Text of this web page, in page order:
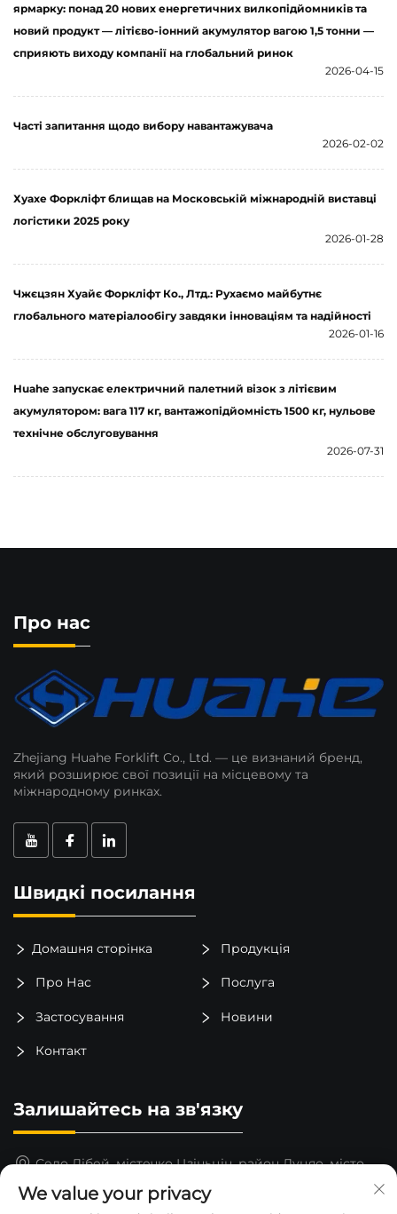
ярмарку: понад 20 нових енергетичних вилкопідйомників та
новий продукт — літієво-іонний акумулятор вагою 1,5 тонни —
сприяють виходу компанії на глобальний ринок
2026-04-15
Часті запитання щодо вибору навантажувача
2026-02-02
Хуахе Форкліфт блищав на Московській міжнародній виставці
логістики 2025 року
2026-01-28
Чжєцзян Хуайє Форкліфт Ко., Лтд.: Рухаємо майбутнє
глобального матеріалообігу завдяки інноваціям та надійності
2026-01-16
Huahe запускає електричний палетний візок з літієвим
акумулятором: вага 117 кг, вантажопідйомність 1500 кг, нульове
технічне обслуговування
2026-07-31
Про нас
Zhejiang Huahe Forklift Co., Ltd. — це визнаний бренд,
який розширює свої позиції на місцевому та
міжнародному ринках.
Швидкі посилання
Домашня сторінка Продукція
Про Нас Послуга
Застосування Новини
Контакт
Залишайтесь на зв'язку
Село Лібей, містечко Цзіньцін, район Луцяо, місто
15325652000
We value your privacy